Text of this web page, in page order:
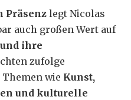
Präsenzlegt Nicolas
auch großen Wert auf
ihre
zufolge
wie Kunst,
und kulturelle